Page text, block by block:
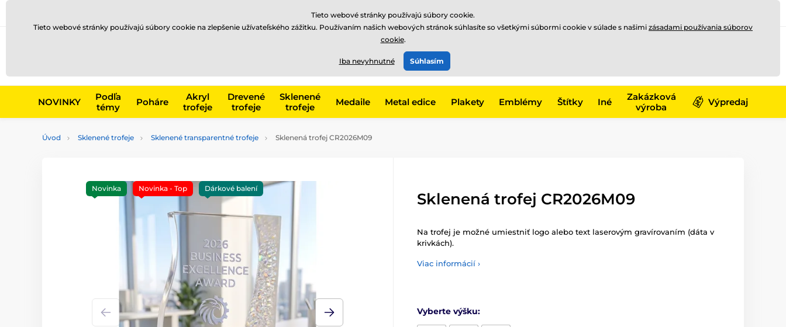
EUR
+421220255160
NOVINKY
Podľa
témy
Poháre
Akryl
trofeje
Drevené
trofeje
Sklenené
trofeje
Medaile Metal edice Plakety Emblémy Štítky Iné
Zakázková
výroba
Výpredaj
Úvod Sklenené trofeje Sklenené transparentné trofeje Sklenená trofej CR2026M09
Novinka Novinka - Top Dárkové balení
Sklenená trofej CR2026M09
Na trofej je možné umiestniť logo alebo text laserovým gravírovaním (dáta v
krivkách).
Viac informácií ›
Vyberte výšku:
Tieto webové stránky používajú súbory cookie.
Tieto webové stránky používajú súbory cookie na zlepšenie užívateľského zážitku. Používaním našich webových stránok súhlasíte so všetkými súbormi cookie v súlade s našimi zásadami používania súborov
cookie.
Iba nevyhnutné Súhlasím